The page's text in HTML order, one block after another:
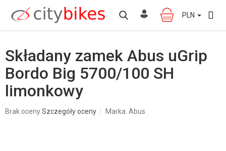
treści
KOSZYK
PLN
Składany zamek Abus uGrip
Bordo Big 5700/100 SH
limonkowy
Średnia
Brak ocenySzczegóły oceny Marka: Abus